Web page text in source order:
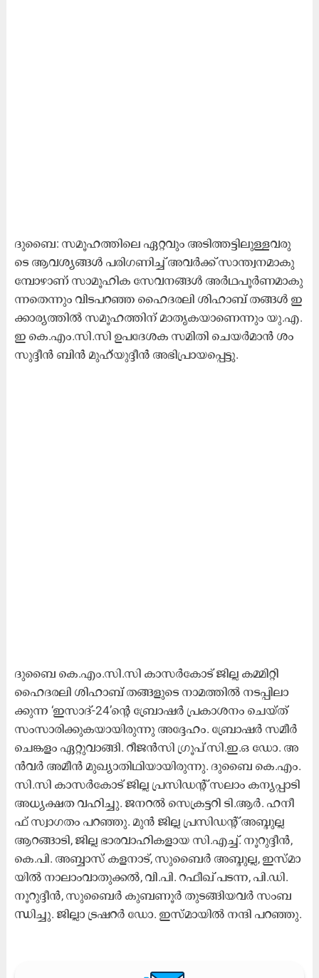
ദു​ബൈ: സ​മൂ​ഹ​ത്തി​ലെ ഏ​റ്റ​വും അ​ടി​ത്ത​ട്ടി​ലു​ള്ള​വ​രു​
ടെ ആ​വ​ശ്യ​ങ്ങ​ൾ പ​രി​ഗ​ണി​ച്ച്‌ അ​വ​ർ​ക്ക്‌ സാ​ന്ത്വ​ന​മാ​കു​
മ്പോ​ഴാ​ണ്‌ സാ​മൂ​ഹി​ക സേ​വ​ന​ങ്ങ​ൾ അ​ർ​ഥ​പൂ​ർ​ണ​മാ​കു​
ന്ന​തെ​ന്നും വി​ട​പ​റ​ഞ്ഞ ഹൈ​ദ​ര​ലി ശി​ഹാ​ബ്‌ ത​ങ്ങ​ൾ ഇ​
ക്കാ​ര്യ​ത്തി​ൽ സ​മൂ​ഹ​ത്തി​ന്‌ മാ​തൃ​ക​യാ​ണെ​ന്നും യു.​എ.​
ഇ കെ.​എം.​സി.​സി ഉ​പ​ദേ​ശ​ക സ​മി​തി ചെ​യ​ർ​മാ​ൻ ശം​
സു​ദ്ദീ​ൻ ബി​ൻ മു​ഹ്​​യു​ദ്ദീ​ൻ അ​ഭി​പ്രാ​യ​പ്പെ​ട്ടു.
ദു​ബൈ കെ.​എം.​സി.​സി കാ​സ​ർ​കോ​ട്‌ ജി​ല്ല ക​മ്മി​റ്റി
ഹൈ​ദ​ര​ലി ശി​ഹാ​ബ്‌ ത​ങ്ങ​ളു​ടെ നാ​മ​ത്തി​ൽ ന​ട​പ്പി​ലാ​
ക്കു​ന്ന ‘ഇ​സാ​ദ്‌-24’​ന്റെ ബ്രോ​ഷ​ർ പ്ര​കാ​ശ​നം ചെ​യ്ത്‌
സം​സാ​രി​ക്കു​ക​യാ​യി​രു​ന്നു അ​ദ്ദേ​ഹം. ബ്രോ​ഷ​ർ സ​മീ​ർ
ചെ​ങ്ക​ളം ഏ​റ്റു​വാ​ങ്ങി. റീ​ജ​ൻ​സി ഗ്രൂ​പ് സി.​ഇ.​ഒ ഡോ. ​അ​
ൻ​വ​ർ അ​മീ​ൻ മു​ഖ്യാ​തി​ഥി​യാ​യി​രു​ന്നു. ദു​ബൈ കെ.​എം.​
സി.​സി കാ​സ​ർ​കോ​ട് ജി​ല്ല പ്ര​സി​ഡ​ന്റ്‌ സ​ലാം ക​ന്യ​പ്പാ​ടി
അ​ധ്യ​ക്ഷ​ത വ​ഹി​ച്ചു. ജ​ന​റ​ൽ സെ​ക്ര​ട്ട​റി ടി.​ആ​ർ. ഹ​നീ​
ഫ് സ്വാ​ഗ​തം പ​റ​ഞ്ഞു. മു​ൻ ജി​ല്ല പ്ര​സി​ഡ​ന്റ് അ​ബ്ദു​ല്ല
ആ​റ​ങ്ങാ​ടി, ജി​ല്ല ഭാ​ര​വാ​ഹി​ക​ളാ​യ സി.​എ​ച്ച്.​ നൂ​റു​ദ്ദീ​ൻ,
കെ.​പി. അ​ബ്ബാ​സ് ക​ള​നാ​ട്, സു​ബൈ​ർ അ​ബ്ദു​ല്ല, ഇ​സ്മാ​
യി​ൽ നാ​ലാം​വാ​തു​ക്ക​ൽ, വി.​പി. റ​ഫീ​ഖ് പ​ട​ന്ന, പി.​ഡി.
നൂ​റു​ദ്ദീ​ൻ, സു​ബൈ​ർ കു​ബ​ണൂ​ർ തു​ട​ങ്ങി​യ​വ​ർ സം​ബ​
ന്ധി​ച്ചു. ജി​ല്ലാ ട്ര​ഷ​റ​ർ ഡോ. ​ഇ​സ്മാ​യി​ൽ ന​ന്ദി പ​റ​ഞ്ഞു.